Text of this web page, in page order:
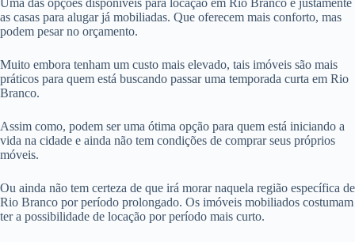
Uma das opções disponíveis para locação em Rio Branco é justamente
as casas para alugar já mobiliadas. Que oferecem mais conforto, mas
podem pesar no orçamento.
Muito embora tenham um custo mais elevado, tais imóveis são mais
práticos para quem está buscando passar uma temporada curta em Rio
Branco.
Assim como, podem ser uma ótima opção para quem está iniciando a
vida na cidade e ainda não tem condições de comprar seus próprios
móveis.
Ou ainda não tem certeza de que irá morar naquela região específica de
Rio Branco por período prolongado. Os imóveis mobiliados costumam
ter a possibilidade de locação por período mais curto.